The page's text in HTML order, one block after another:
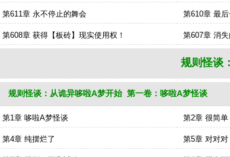
在......
第611章 永不停止的舞会 第610章 最
第608章 获得【板砖】现实使用权！ 第607章 消
规则怪谈
规则怪谈：从诡异哆啦A梦开始 第一卷：哆啦A梦怪谈
第1章 哆啦A梦怪谈 第2章 很简单
第4章 纯摆烂了 第5章 对对